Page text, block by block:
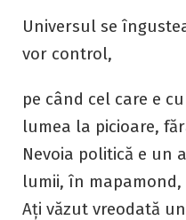
Universul se
vor control,
pe când cel care e
lumea la picioare,
Nevoia politică e un
lumii, în mapamond,
Ați văzut vreodată